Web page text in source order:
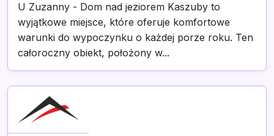
U Zuzanny - Dom nad jeziorem Kaszuby to
wyjątkowe miejsce, które oferuje komfortowe
warunki do wypoczynku o każdej porze roku. Ten
całoroczny obiekt, położony w...